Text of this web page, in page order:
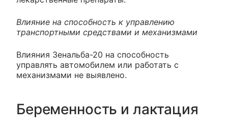
Влияние на способность к управлению
транспортными средствами и механизмами
Влияния Зенальба-20 на способность
управлять автомобилем или работать с
механизмами не выявлено.
Беременность и лактация